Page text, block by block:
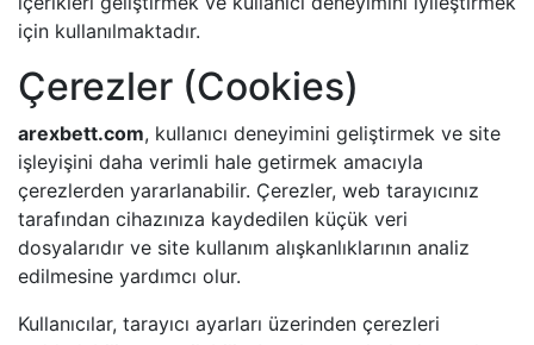
için kullanılmaktadır.
Çerezler (Cookies)
arexbett.com, kullanıcı deneyimini geliştirmek ve site
işleyişini daha verimli hale getirmek amacıyla
çerezlerden yararlanabilir. Çerezler, web tarayıcınız
tarafından cihazınıza kaydedilen küçük veri
dosyalarıdır ve site kullanım alışkanlıklarının analiz
edilmesine yardımcı olur.
Kullanıcılar, tarayıcı ayarları üzerinden çerezleri